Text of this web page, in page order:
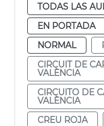
TODAS LAS
EN PORTADA
NORMAL
CIRCUIT DE
VALÈNCIA
CIRCUITO DE
VALÈNCIA
CREU ROJA